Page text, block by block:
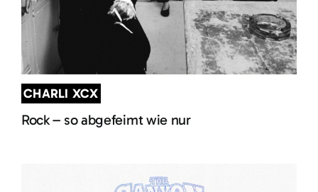
CHARLI XCX
Rock – so abgefeimt wie nur